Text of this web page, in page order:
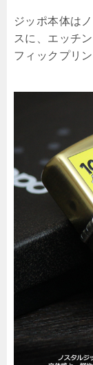
ジッポ本体は
スに、エッチ
フィックプリ